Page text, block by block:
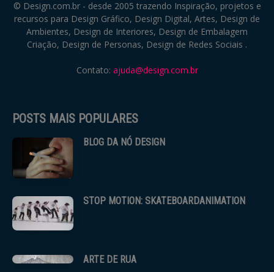
© Design.com.br - desde 2005 trazendo Inspiração, projetos e
recursos para Design Gráfico, Design Digital, Artes, Design de
Ambientes, Design de Interiores, Design de Embalagem
Criação, Design de Personas, Design de Redes Sociais .
Contato: ajuda@design.com.br
POSTS MAIS POPULARES
BLOG DA NÓ DESIGN
STOP MOTION: SKATEBOARDANIMATION
ARTE DE RUA